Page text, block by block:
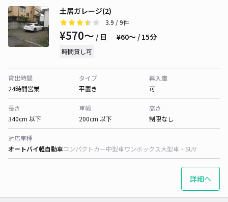
土居ガレージ(2)
3.9 / 9件
¥570〜 / 日 ¥60〜 / 15分
時間貸し可
貸出時間
24時間営業
タイプ
平置き
再入庫
可
長さ
340cm 以下
車幅
200cm 以下
高さ
制限なし
対応車種
オートバイ軽自動車コンパクトカー中型車ワンボックス大型車・SUV
詳細へ